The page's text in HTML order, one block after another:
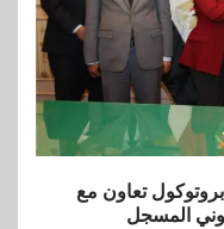
تعاون مع
المسجل